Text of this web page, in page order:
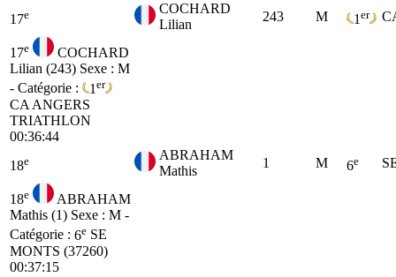
17e
COCHARD
Lilian
243 M 1 er
17e
COCHARD
Lilian (243) Sexe : M
- Catégorie :
1 er
CA ANGERS
TRIATHLON
00:36:44
18e
ABRAHAM
Mathis
1 M 6e
18e
ABRAHAM
Mathis (1) Sexe : M -
Catégorie : 6e SE
MONTS (37260)
00:37:15